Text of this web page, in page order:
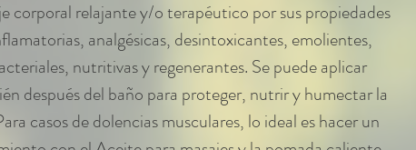
corporal relajante y/o terapéutico por sus propiedades
analgésicas, desintoxicantes, emolientes,
nutritivas y regenerantes. Se puede aplicar
después del baño para proteger, nutrir y humectar la
casos de dolencias musculares, lo ideal es hacer un